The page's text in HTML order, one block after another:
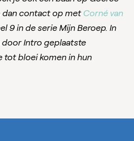
dan contact op met Corné van
9 in de serie Mijn Beroep. In
door Intro geplaatste
tot bloei komen in hun